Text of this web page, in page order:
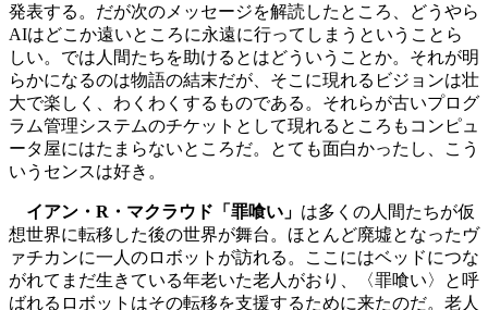
発表する。だが次のメッセージを解読したところ、どうやら
AIはどこか遠いところに永遠に行ってしまうということら
しい。では人間たちを助けるとはどういうことか。それが明
らかになるのは物語の結末だが、そこに現れるビジョンは壮
大で楽しく、わくわくするものである。それらが古いプログ
ラム管理システムのチケットとして現れるところもコンピュ
ータ屋にはたまらないところだ。とても面白かったし、こう
いうセンスは好き。
イアン・R・マクラウド「罪喰い」 は多くの人間たちが仮
想世界に転移した後の世界が舞台。ほとんど廃墟となったヴ
ァチカンに一人のロボットが訪れる。ここにはベッドにつな
がれてまだ生きている年老いた老人がおり、〈罪喰い〉と呼
ばれるロボットはその転移を支援するために来たのだ。老人